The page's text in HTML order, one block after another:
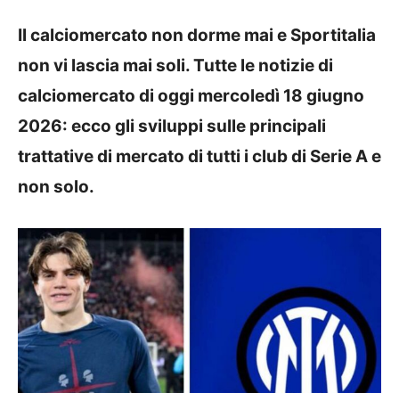
Il calciomercato non dorme mai e Sportitalia
non vi lascia mai soli. Tutte le notizie di
calciomercato di oggi mercoledì 18 giugno
2026: ecco gli sviluppi sulle principali
trattative di mercato di tutti i club di Serie A e
non solo.